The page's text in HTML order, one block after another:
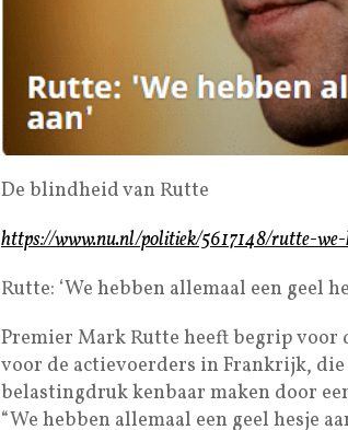
De blindheid van Rutte
https://www.nu.nl/politiek/5617148/rutte-
Rutte: ‘We hebben allemaal een geel
Premier Mark Rutte heeft begrip voor
voor de actievoerders in Frankrijk,
belastingdruk kenbaar maken door
“We hebben allemaal een geel hesje